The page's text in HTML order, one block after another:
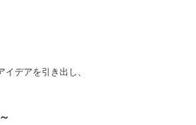
デアを引き出し、